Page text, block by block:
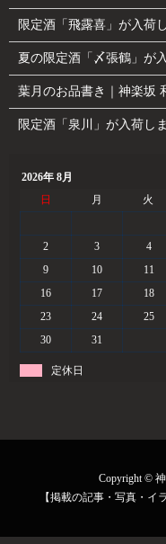
限定酒「飛露喜」が入荷
夏の限定酒「〆張鶴」が
葉月のお品書き｜神楽坂
限定酒「泉川」が入荷し
2026年 8月
日
月 火
2
3 4
9
10 11
16
17 18
23
24 25
30
31
定休日
Copyright ©
【掲載の記事・写真・イ